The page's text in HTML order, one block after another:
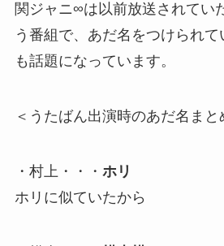
関ジャニ∞は以前放送されてい
う番組で、あだ名をつけられ
も話題になっています。
＜うたばん出演時のあだ名まと
・村上・・・ ホリ
ホリに似ていたから